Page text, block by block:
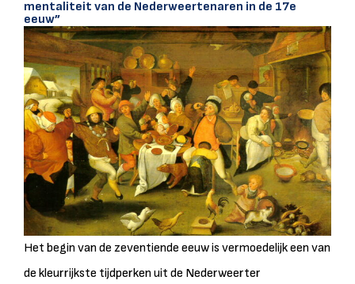
mentaliteit van de Nederweertenaren in de 17e
eeuw”
Het begin van de zeventiende eeuw is vermoedelijk een van
de kleurrijkste tijdperken uit de Nederweerter